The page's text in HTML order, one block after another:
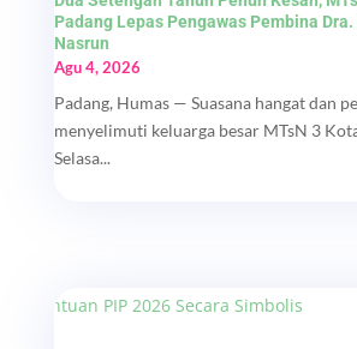
Padang Lepas Pengawas Pembina
Nasrun
Agu 4, 2026
Padang, Humas — Suasana hangat dan
menyelimuti keluarga besar MTsN 3
Selasa...